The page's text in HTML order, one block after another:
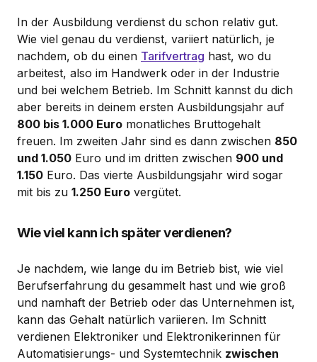
In der Ausbildung verdienst du schon relativ gut.
Wie viel genau du verdienst, variiert natürlich, je
nachdem, ob du einen Tarifvertrag hast, wo du
arbeitest, also im Handwerk oder in der Industrie
und bei welchem Betrieb. Im Schnitt kannst du dich
aber bereits in deinem ersten Ausbildungsjahr auf
800 bis 1.000 Euro monatliches Bruttogehalt
freuen. Im zweiten Jahr sind es dann zwischen 850
und 1.050 Euro und im dritten zwischen 900 und
1.150 Euro. Das vierte Ausbildungsjahr wird sogar
mit bis zu 1.250 Euro vergütet.
Wie viel kann ich später verdienen?
Je nachdem, wie lange du im Betrieb bist, wie viel
Berufserfahrung du gesammelt hast und wie groß
und namhaft der Betrieb oder das Unternehmen ist,
kann das Gehalt natürlich variieren. Im Schnitt
verdienen Elektroniker und Elektronikerinnen für
Automatisierungs- und Systemtechnik zwischen